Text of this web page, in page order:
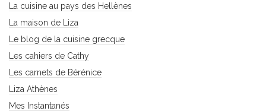
La cuisine au pays des Hellènes
La maison de Liza
Le blog de la cuisine grecque
Les cahiers de Cathy
Les carnets de Bérénice
Liza Athènes
Mes Instantanés